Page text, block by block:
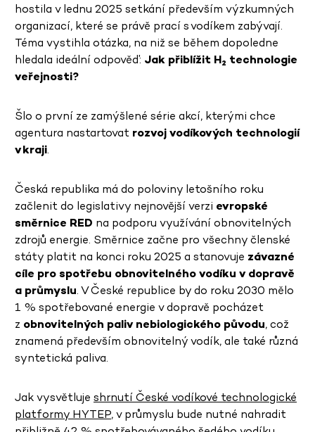
hostila v lednu 2025 setkání především výzkumných
organizací, které se právě prací s vodíkem zabývají.
Téma vystihla otázka, na niž se během dopoledne
hledala ideální odpověď: Jak přiblížit H₂ technologie
veřejnosti?
Šlo o první ze zamýšlené série akcí, kterými chce
agentura nastartovat rozvoj vodíkových technologií
v kraji.
Česká republika má do poloviny letošního roku
začlenit do legislativy nejnovější verzi evropské
směrnice RED na podporu využívání obnovitelných
zdrojů energie. Směrnice začne pro všechny členské
státy platit na konci roku 2025 a stanovuje závazné
cíle pro spotřebu obnovitelného vodíku v dopravě
a průmyslu. V České republice by do roku 2030 mělo
1 % spotřebované energie v dopravě pocházet
z obnovitelných paliv nebiologického původu, což
znamená především obnovitelný vodík, ale také různá
syntetická paliva.
Jak vysvětluje shrnutí České vodíkové technologické
platformy HYTEP, v průmyslu bude nutné nahradit